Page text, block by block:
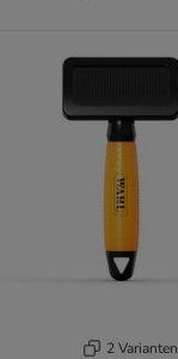
2 Varianten